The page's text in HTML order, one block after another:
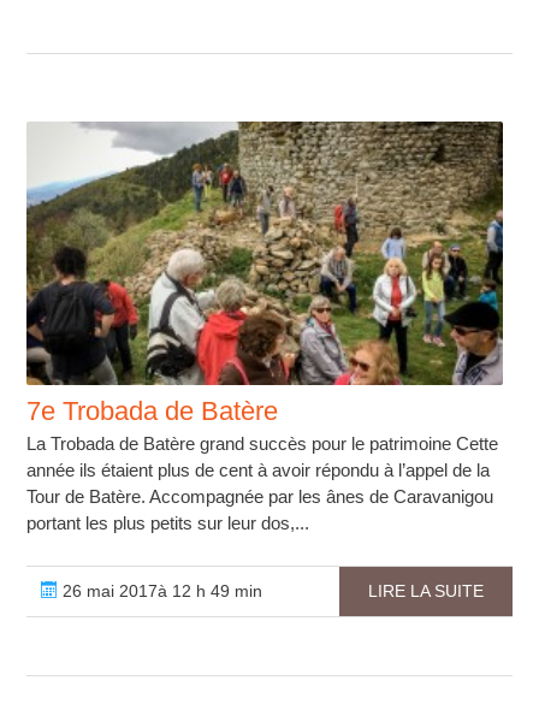
7e Trobada de Batère
La Trobada de Batère grand succès pour le patrimoine Cette
année ils étaient plus de cent à avoir répondu à l’appel de la
Tour de Batère. Accompagnée par les ânes de Caravanigou
portant les plus petits sur leur dos,...
26 mai 2017à 12 h 49 min LIRE LA SUITE